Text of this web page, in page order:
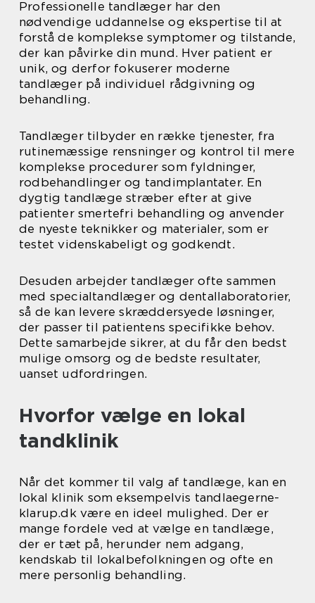
Professionelle tandlæger har den
nødvendige uddannelse og ekspertise til at
forstå de komplekse symptomer og tilstande,
der kan påvirke din mund. Hver patient er
unik, og derfor fokuserer moderne
tandlæger på individuel rådgivning og
behandling.
Tandlæger tilbyder en række tjenester, fra
rutinemæssige rensninger og kontrol til mere
komplekse procedurer som fyldninger,
rodbehandlinger og tandimplantater. En
dygtig tandlæge stræber efter at give
patienter smertefri behandling og anvender
de nyeste teknikker og materialer, som er
testet videnskabeligt og godkendt.
Desuden arbejder tandlæger ofte sammen
med specialtandlæger og dentallaboratorier,
så de kan levere skræddersyede løsninger,
der passer til patientens specifikke behov.
Dette samarbejde sikrer, at du får den bedst
mulige omsorg og de bedste resultater,
uanset udfordringen.
Hvorfor vælge en lokal
tandklinik
Når det kommer til valg af tandlæge, kan en
lokal klinik som eksempelvis tandlaegerne-
klarup.dk være en ideel mulighed. Der er
mange fordele ved at vælge en tandlæge,
der er tæt på, herunder nem adgang,
kendskab til lokalbefolkningen og ofte en
mere personlig behandling.